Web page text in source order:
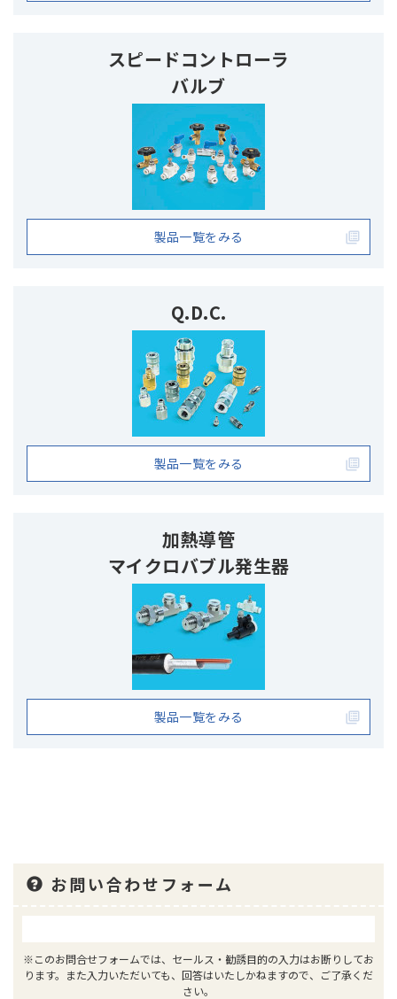
スピードコントローラ
バルブ
製品一覧をみる
Q.D.C.
製品一覧をみる
加熱導管
マイクロバブル発生器
製品一覧をみる
お問い合わせフォーム
※このお問合せフォームでは、セールス・勧誘目的の入力はお断りしてお
ります。また入力いただいても、回答はいたしかねますので、ご了承くだ
さい。